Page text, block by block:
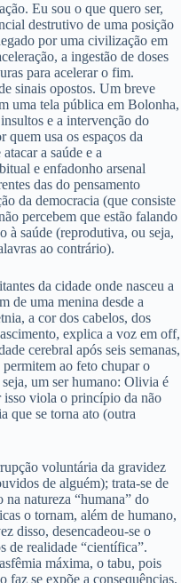
Eu sou o que quero ser,
destrutivo de uma posição
por uma civilização em
a ingestão de doses
para acelerar o fim.
sinais opostos. Um breve
uma tela pública em Bolonha,
e a intervenção do
quem usa os espaços da
a saúde e a
e enfadonho arsenal
das do pensamento
da democracia (que consiste
percebem que estão falando
à saúde (reprodutiva, ou seja,
ao contrário).
da cidade onde nasceu a
de uma menina desde a
a cor dos cabelos, dos
explica a voz em off,
cerebral após seis semanas,
permitem ao feto chupar o
um ser humano: Olivia é
viola o princípio da não
que se torna ato (outra
voluntária da gravidez
de alguém); trata-se de
na natureza “humana” do
o tornam, além de humano,
disso, desencadeou-se o
de realidade “científica”.
máxima, o tabu, pois
faz se expõe a consequências.